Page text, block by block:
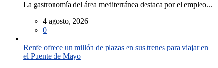
La gastronomía del área mediterránea destaca por el empleo...
4 agosto, 2026
0
Renfe ofrece un millón de plazas en sus trenes para viajar en
el Puente de Mayo